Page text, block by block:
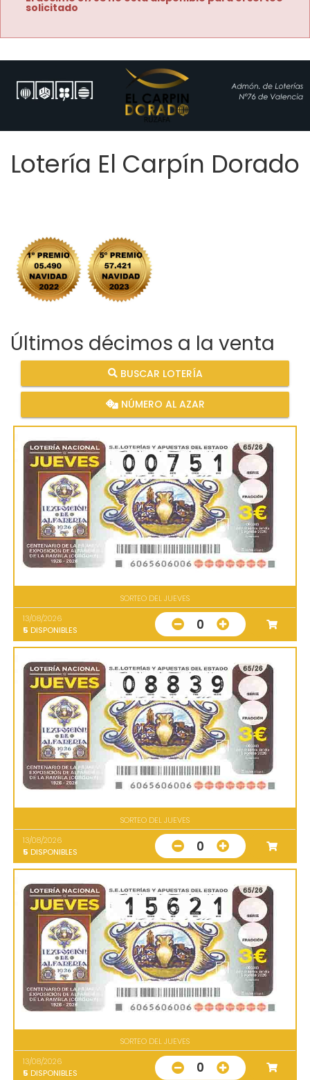
solicitado
Lotería El Carpín Dorado
Últimos décimos a la venta
BUSCAR LOTERÍA
NÚMERO AL AZAR
SORTEO DEL JUEVES
13/08/2026
5 DISPONIBLES 0
SORTEO DEL JUEVES
13/08/2026
5 DISPONIBLES 0
SORTEO DEL JUEVES
13/08/2026
5 DISPONIBLES 0